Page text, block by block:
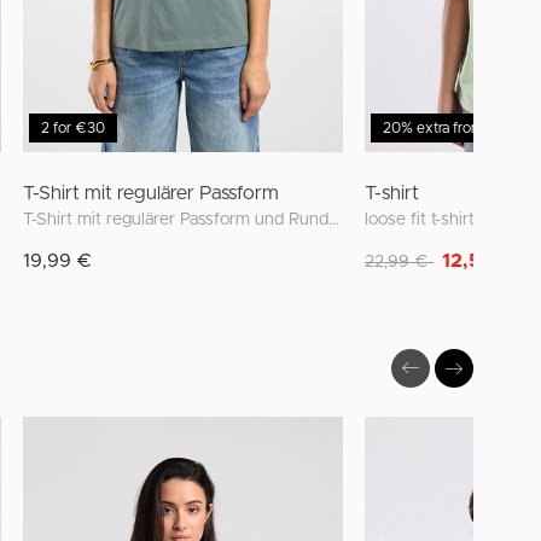
2 for €30
T-Shirt mit regulärer Passform
T-Shirt mit regulärer Passform und Rundhalsausschnitt
19,99 €
20% extra from 2 items
T-shirt
Reduziert von
22,99 € auf
12,50 €